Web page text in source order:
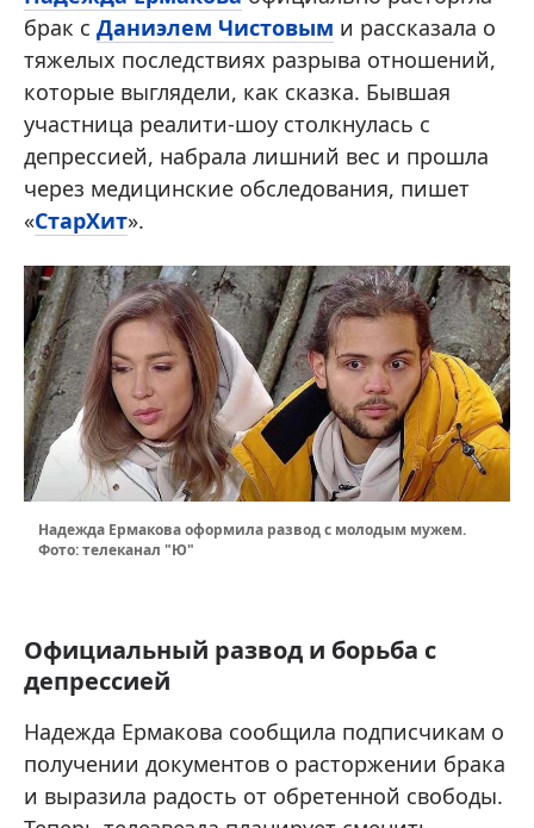
брак с Даниэлем Чистовым и рассказала о
тяжелых последствиях разрыва отношений,
которые выглядели, как сказка. Бывшая
участница реалити-шоу столкнулась с
депрессией, набрала лишний вес и прошла
через медицинские обследования, пишет
«СтарХит».
Надежда Ермакова оформила развод с молодым мужем.
Фото: телеканал "Ю"
Официальный развод и борьба с
депрессией
Надежда Ермакова сообщила подписчикам о
получении документов о расторжении брака
и выразила радость от обретенной свободы.